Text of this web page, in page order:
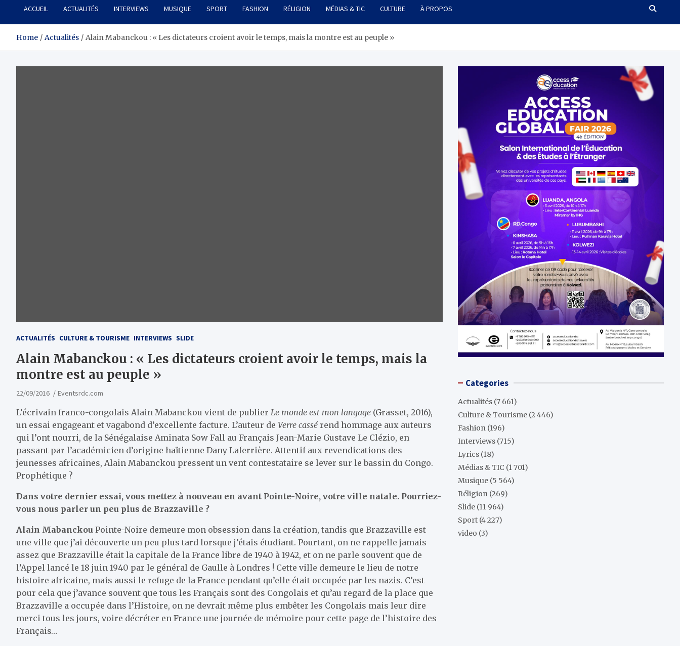
ACCUEIL ACTUALITÉS INTERVIEWS MUSIQUE SPORT FASHION RÉLIGION MÉDIAS & TIC CULTURE À PROPOS
Home Actualités Alain Mabanckou : « Les dictateurs croient avoir le temps, mais la montre est au peuple »
ACTUALITÉS CULTURE & TOURISME INTERVIEWS SLIDE
Alain Mabanckou : « Les dictateurs croient avoir le temps, mais la
montre est au peuple »
22/09/2016 Eventsrdc.com
L’écrivain franco-congolais Alain Mabanckou vient de publier Le monde est mon langage (Grasset, 2016),
un essai engageant et vagabond d’excellente facture. L’auteur de Verre cassé rend hommage aux auteurs
qui l’ont nourri, de la Sénégalaise Aminata Sow Fall au Français Jean-Marie Gustave Le Clézio, en
passant par l’académicien d’origine haïtienne Dany Laferrière. Attentif aux revendications des
jeunesses africaines, Alain Mabanckou pressent un vent contestataire se lever sur le bassin du Congo.
Prophétique ?
Dans votre dernier essai, vous mettez à nouveau en avant Pointe-Noire, votre ville natale. Pourriez-
vous nous parler un peu plus de Brazzaville ?
Alain Mabanckou Pointe-Noire demeure mon obsession dans la création, tandis que Brazzaville est
une ville que j’ai découverte un peu plus tard lorsque j’étais étudiant. Pourtant, on ne rappelle jamais
assez que Brazzaville était la capitale de la France libre de 1940 à 1942, et on ne parle souvent que de
l’Appel lancé le 18 juin 1940 par le général de Gaulle à Londres ! Cette ville demeure le lieu de notre
histoire africaine, mais aussi le refuge de la France pendant qu’elle était occupée par les nazis. C’est
pour cela que j’avance souvent que tous les Français sont des Congolais et qu’au regard de la place que
Brazzaville a occupée dans l’Histoire, on ne devrait même plus embêter les Congolais mais leur dire
merci tous les jours, voire décréter en France une journée de mémoire pour cette page de l’histoire des
Français…
Categories
Actualités (7 661)
Culture & Tourisme (2 446)
Fashion (196)
Interviews (715)
Lyrics (18)
Médias & TIC (1 701)
Musique (5 564)
Réligion (269)
Slide (11 964)
Sport (4 227)
video (3)